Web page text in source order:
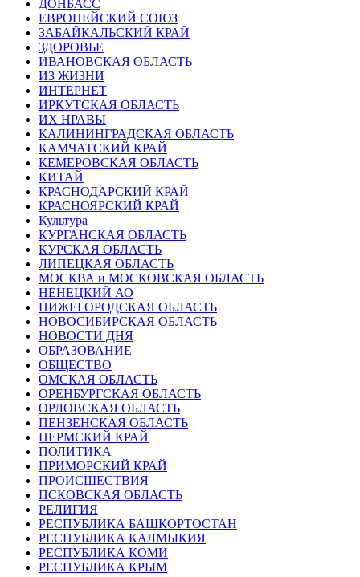
ДОНБАСС
ЕВРОПЕЙСКИЙ СОЮЗ
ЗАБАЙКАЛЬСКИЙ КРАЙ
ЗДОРОВЬЕ
ИВАНОВСКАЯ ОБЛАСТЬ
ИЗ ЖИЗНИ
ИНТЕРНЕТ
ИРКУТСКАЯ ОБЛАСТЬ
ИХ НРАВЫ
КАЛИНИНГРАДCКАЯ ОБЛАСТЬ
КАМЧАТСКИЙ КРАЙ
КЕМЕРОВСКАЯ ОБЛАСТЬ
КИТАЙ
КРАСНОДАРСКИЙ КРАЙ
КРАСНОЯРСКИЙ КРАЙ
Культура
КУРГАНСКАЯ ОБЛАСТЬ
КУРСКАЯ ОБЛАСТЬ
ЛИПЕЦКАЯ ОБЛАСТЬ
МОСКВА и МОСКОВСКАЯ ОБЛАСТЬ
НЕНЕЦКИЙ АО
НИЖЕГОРОДСКАЯ ОБЛАСТЬ
НОВОСИБИРСКАЯ ОБЛАСТЬ
НОВОСТИ ДНЯ
ОБРАЗОВАНИЕ
ОБЩЕСТВО
ОМСКАЯ ОБЛАСТЬ
ОРЕНБУРГСКАЯ ОБЛАСТЬ
ОРЛОВСКАЯ ОБЛАСТЬ
ПЕНЗЕНСКАЯ ОБЛАСТЬ
ПЕРМСКИЙ КРАЙ
ПОЛИТИКА
ПРИМОРСКИЙ КРАЙ
ПРОИСШЕСТВИЯ
ПСКОВСКАЯ ОБЛАСТЬ
РЕЛИГИЯ
РЕСПУБЛИКА БАШКОРТОСТАН
РЕСПУБЛИКА КАЛМЫКИЯ
РЕСПУБЛИКА КОМИ
РЕСПУБЛИКА КРЫМ